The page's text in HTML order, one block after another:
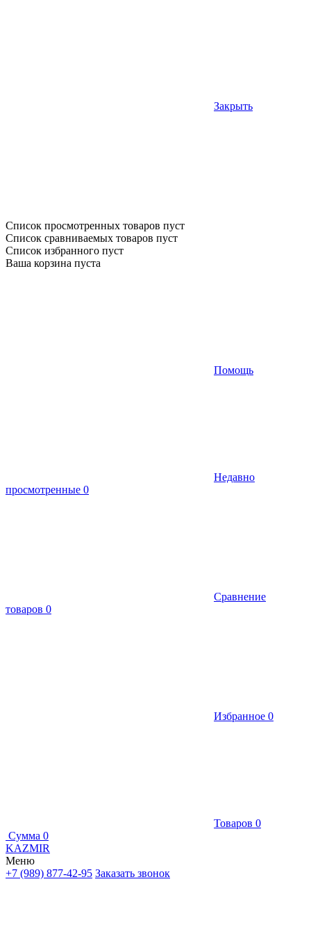
Закрыть
Список просмотренных товаров пуст
Список сравниваемых товаров пуст
Список избранного пуст
Ваша корзина пуста
Помощь
Недавно
просмотренные 0
Сравнение
товаров 0
Избранное 0
Товаров 0
Сумма 0
KAZMIR
Меню
+7 (989) 877-42-95 Заказать звонок